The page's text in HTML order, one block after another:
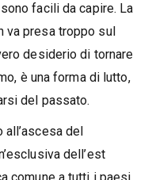
facili da capire. La
va presa troppo sul
desiderio di tornare
è una forma di lutto,
del passato.
del
dell’est